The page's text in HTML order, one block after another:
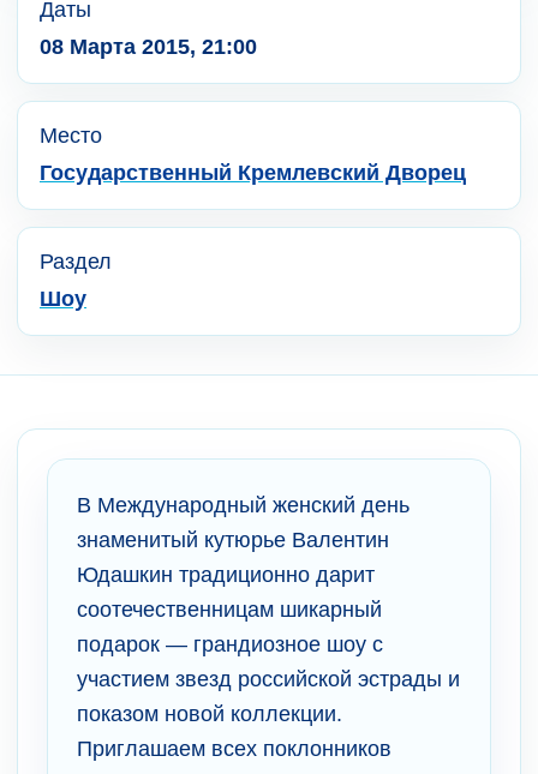
Даты
08 Марта 2015, 21:00
Место
Государственный Кремлевский Дворец
Раздел
Шоу
В Международный женский день
знаменитый кутюрье Валентин
Юдашкин традиционно дарит
соотечественницам шикарный
подарок — грандиозное шоу с
участием звезд российской эстрады и
показом новой коллекции.
Приглашаем всех поклонников